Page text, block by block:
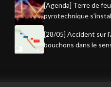
[Agenda] Terre de
pyrotechnique
[28/05] Accident sur
bouchons dans le